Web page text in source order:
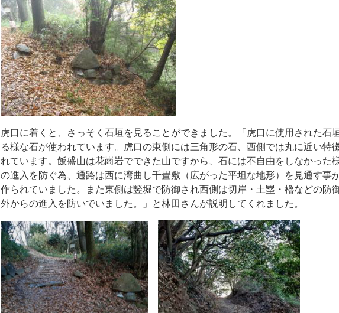
虎口に着くと、さっそく石垣を見ることができました。「虎口に使用された石
る様な石が使われています。虎口の東側には三角形の石、西側では丸に近い特
れています。飯盛山は花崗岩でできた山ですから、石には不自由をしなかった
の進入を防ぐ為、通路は西に湾曲し千畳敷（広がった平坦な地形）を見通す事
作られていました。また東側は竪堀で防御され西側は切岸・土塁・櫓などの防
外からの進入を防いでいました。」と林田さんが説明してくれました。